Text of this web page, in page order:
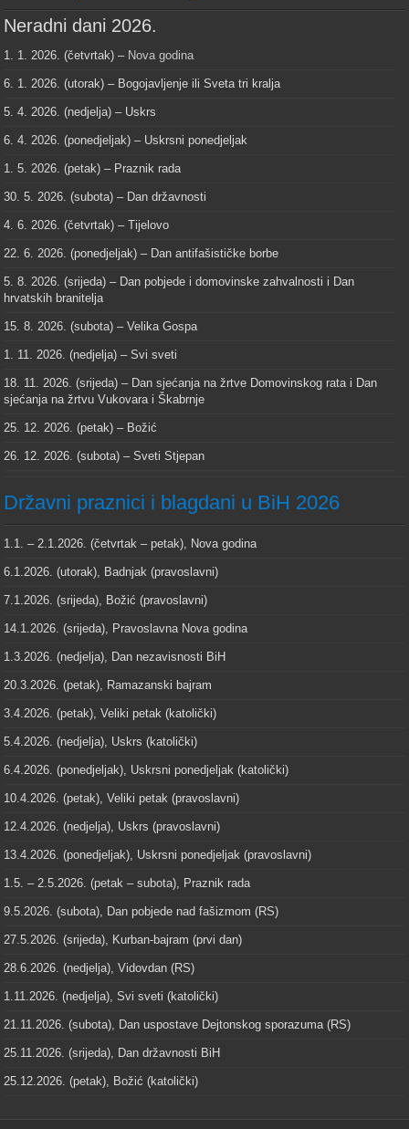
Neradni dani 2026.
1. 1. 2026. (četvrtak) – Nova godina
6. 1. 2026. (utorak) – Bogojavljenje ili Sveta tri kralja
5. 4. 2026. (nedjelja) – Uskrs
6. 4. 2026. (ponedjeljak) – Uskrsni ponedjeljak
1. 5. 2026. (petak) – Praznik rada
30. 5. 2026. (subota) – Dan državnosti
4. 6. 2026. (četvrtak) – Tijelovo
22. 6. 2026. (ponedjeljak) – Dan antifašističke borbe
5. 8. 2026. (srijeda) – Dan pobjede i domovinske zahvalnosti i Dan
hrvatskih branitelja
15. 8. 2026. (subota) – Velika Gospa
1. 11. 2026. (nedjelja) – Svi sveti
18. 11. 2026. (srijeda) – Dan sjećanja na žrtve Domovinskog rata i Dan
sjećanja na žrtvu Vukovara i Škabrnje
25. 12. 2026. (petak) – Božić
26. 12. 2026. (subota) – Sveti Stjepan
Državni praznici i blagdani u BiH 2026
1.1. – 2.1.2026. (četvrtak – petak), Nova godina
6.1.2026. (utorak), Badnjak (pravoslavni)
7.1.2026. (srijeda), Božić (pravoslavni)
14.1.2026. (srijeda), Pravoslavna Nova godina
1.3.2026. (nedjelja), Dan nezavisnosti BiH
20.3.2026. (petak), Ramazanski bajram
3.4.2026. (petak), Veliki petak (katolički)
5.4.2026. (nedjelja), Uskrs (katolički)
6.4.2026. (ponedjeljak), Uskrsni ponedjeljak (katolički)
10.4.2026. (petak), Veliki petak (pravoslavni)
12.4.2026. (nedjelja), Uskrs (pravoslavni)
13.4.2026. (ponedjeljak), Uskrsni ponedjeljak (pravoslavni)
1.5. – 2.5.2026. (petak – subota), Praznik rada
9.5.2026. (subota), Dan pobjede nad fašizmom (RS)
27.5.2026. (srijeda), Kurban-bajram (prvi dan)
28.6.2026. (nedjelja), Vidovdan (RS)
1.11.2026. (nedjelja), Svi sveti (katolički)
21.11.2026. (subota), Dan uspostave Dejtonskog sporazuma (RS)
25.11.2026. (srijeda), Dan državnosti BiH
25.12.2026. (petak), Božić (katolički)